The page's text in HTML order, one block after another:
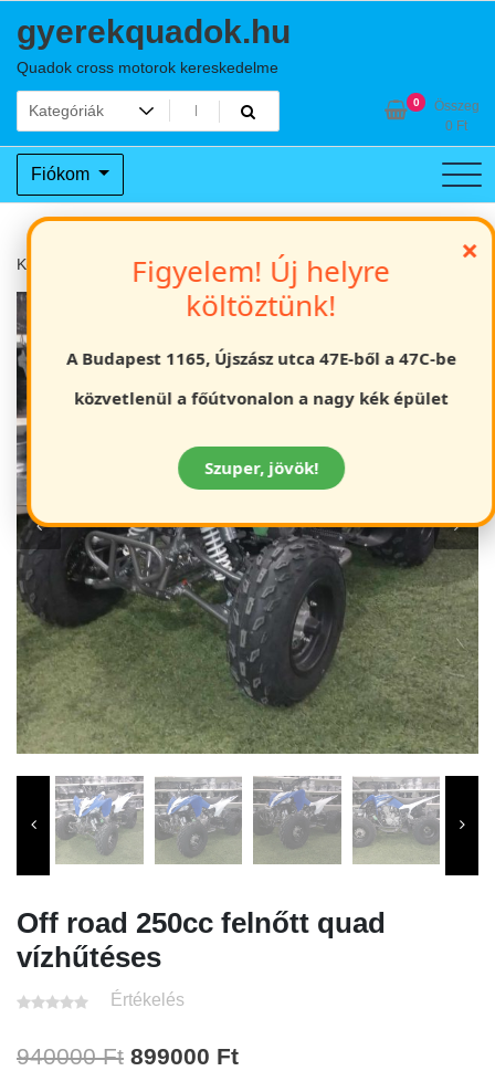
gyerekquadok.hu
Quadok cross motorok kereskedelme
0
Összeg
0 Ft
Fiókom
Kezdőlap Felnőtt Quad Off road 250cc felnőtt quad vízhűtéses
Off road 250cc felnőtt quad
vízhűtéses
Értékelés
940000Ft Original
899000 FtCurrent
×
Figyelem! Új helyre
költöztünk!
A Budapest 1165, Újszász utca 47E-ből a 47C-be
közvetlenül a főútvonalon a nagy kék épület
Szuper, jövök!